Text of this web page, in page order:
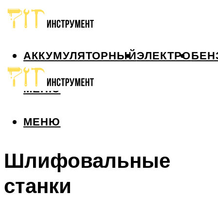
АККУМУЛЯТОРНЫЙЭЛЕКТРО
МЕНЮ
МЕНЮ
Шлифовальные
станки